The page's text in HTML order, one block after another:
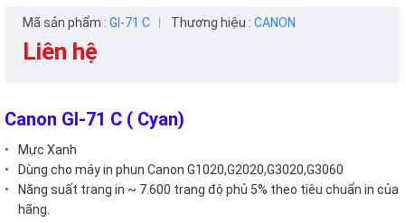
Mã sản phẩm : GI-71 C Thương hiệu : CANON
Liên hệ
Canon GI-71 C ( Cyan)
Mực Xanh
Dùng cho máy in phun Canon G1020,G2020,G3020,G3060
Năng suất trang in ~ 7.600 trang độ phủ 5% theo tiêu chuẩn in của
hãng.